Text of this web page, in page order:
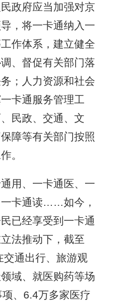
政府应当加强对京
，将一卡通纳入一
作体系，建立健全
、督促有关部门落
；人力资源和社会
卡通服务管理工
民政、交通、文
障等有关部门按照
。
、一卡通医、一
卡通读……如今，
已经享受到一卡通
法推动下，截至
通出行、旅游观
域、就医购药等场
、6.4万多家医疗